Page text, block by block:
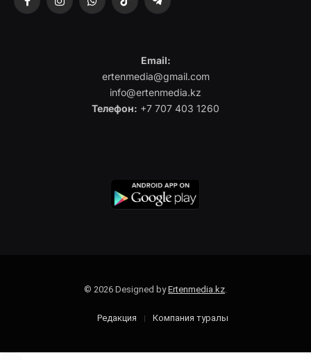
FacebookInstagramWhatsAppTikTok Telegram
Email:
ertenmedia@gmail.com
info@ertenmedia.kz
Телефон: +7 707 403 1260
© 2026 Designed byErtenmedia.kz
Редакция Компания туралы